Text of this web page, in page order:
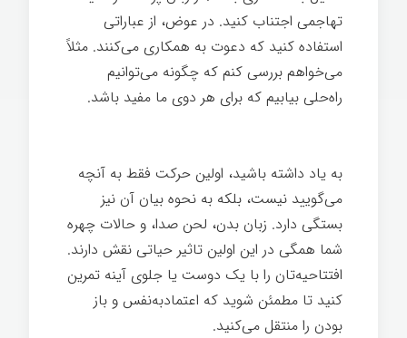
تهاجمی اجتناب کنید. در عوض، از عباراتی
استفاده کنید که دعوت به همکاری می‌کنند. مثلاً
می‌خواهم بررسی کنم که چگونه می‌توانیم
راه‌حلی بیابیم که برای هر دوی ما مفید باشد.
به یاد داشته باشید، اولین حرکت فقط به آنچه
می‌گویید نیست، بلکه به نحوه بیان آن نیز
بستگی دارد. زبان بدن، لحن صدا، و حالات چهره
شما همگی در این اولین تاثیر حیاتی نقش دارند.
افتتاحیه‌تان را با یک دوست یا جلوی آینه تمرین
کنید تا مطمئن شوید که اعتمادبه‌نفس و باز
بودن را منتقل می‌کنید.